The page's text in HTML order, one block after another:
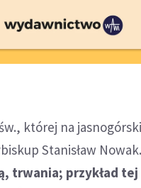
której na
Stanisław
trwania; przykład